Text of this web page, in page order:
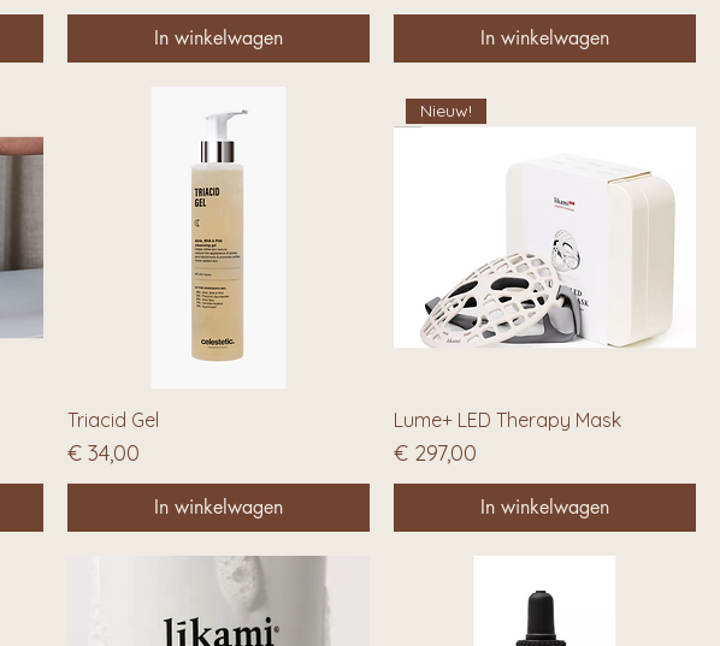
In winkelwagen In winkelwagen
Triacid Gel
Prijs
€ 34,00
In winkelwagen
Nieuw!
Lume+ LED Therapy Mask
Prijs
€ 297,00
In winkelwagen